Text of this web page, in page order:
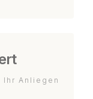
Anliegen